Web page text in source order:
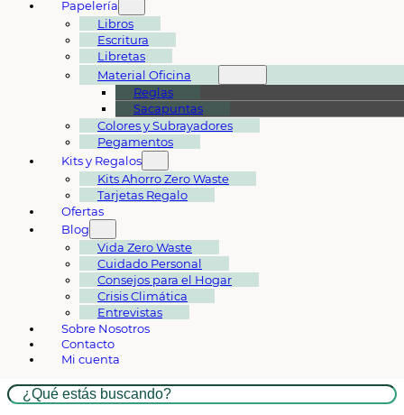
Papelería
Libros
Escritura
Libretas
Material Oficina
Reglas
Sacapuntas
Colores y Subrayadores
Pegamentos
Kits y Regalos
Kits Ahorro Zero Waste
Tarjetas Regalo
Ofertas
Blog
Vida Zero Waste
Cuidado Personal
Consejos para el Hogar
Crisis Climática
Entrevistas
Sobre Nosotros
Contacto
Mi cuenta
Buscar